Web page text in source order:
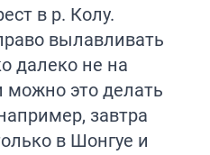
в р. Колу.
вылавливать
далеко не на
можно это делать
завтра
в Шонгуе и